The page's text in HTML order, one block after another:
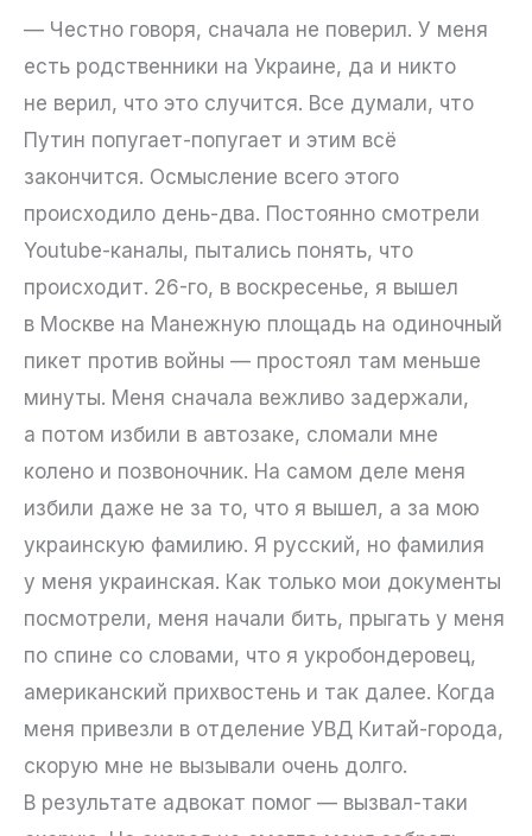
— Честно говоря, сначала не поверил. У меня
есть родственники на Украине, да и никто
не верил, что это случится. Все думали, что
Путин попугает-попугает и этим всё
закончится. Осмысление всего этого
происходило день-два. Постоянно смотрели
Youtube-каналы, пытались понять, что
происходит. 26-го, в воскресенье, я вышел
в Москве на Манежную площадь на одиночный
пикет против войны — простоял там меньше
минуты. Меня сначала вежливо задержали,
а потом избили в автозаке, сломали мне
колено и позвоночник. На самом деле меня
избили даже не за то, что я вышел, а за мою
украинскую фамилию. Я русский, но фамилия
у меня украинская. Как только мои документы
посмотрели, меня начали бить, прыгать у меня
по спине со словами, что я укробондеровец,
американский прихвостень и так далее. Когда
меня привезли в отделение УВД Китай-города,
скорую мне не вызывали очень долго.
В результате адвокат помог — вызвал-таки